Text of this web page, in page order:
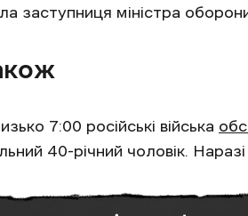
заступниця міністра
7:00 російські війська
40-річний чоловік.